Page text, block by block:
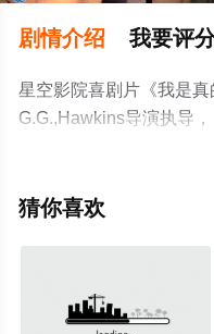
剧情介绍 我要评
星空影院喜剧片《我是
G.G.,Hawkins导演执导，
减完整版电影大全就上星
猜你喜欢